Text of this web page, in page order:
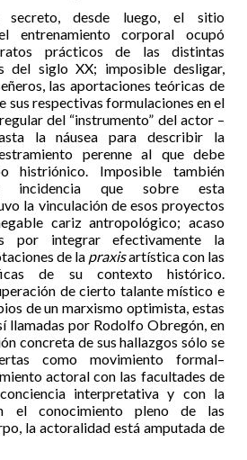
desde luego, el sitio
entrenamiento corporal ocupó
prácticos de las distintas
del siglo XX; imposible desligar,
las aportaciones teóricas de
sus respectivas formulaciones en el
del “instrumento” del actor –
la náusea para describir la
perenne al que debe
histriónico. Imposible también
incidencia que sobre esta
la vinculación de esos proyectos
cariz antropológico; acaso
por integrar efectivamente la
de la praxisartística con las
de su contexto histórico.
de cierto talante místico e
de un marxismo optimista, estas
llamadas por Rodolfo Obregón, en
concreta de sus hallazgos sólo se
como movimiento formal–
actoral con las facultades de
interpretativa y con la
el conocimiento pleno de las
la actoralidad está amputada de